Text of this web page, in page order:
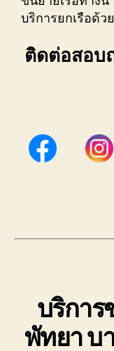
บริการยกเรือด้ว
ติดต่อสอบ
บริการ
พัทยา บ